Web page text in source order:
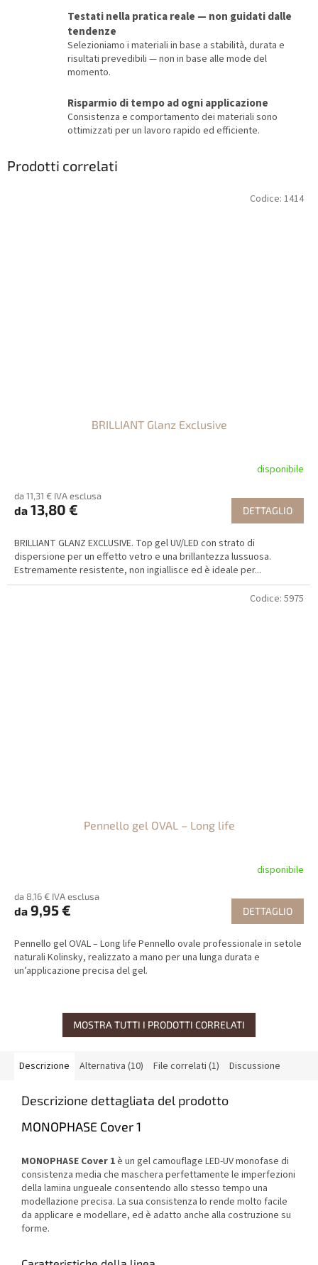
Testati nella pratica reale — non guidati dalle
tendenze
Selezioniamo i materiali in base a stabilità, durata e
risultati prevedibili — non in base alle mode del
momento.
Risparmio di tempo ad ogni applicazione
Consistenza e comportamento dei materiali sono
ottimizzati per un lavoro rapido ed efficiente.
Prodotti correlati
BRILLIANT Glanz Exclusive
disponibile
da 11,31 € IVA esclusa
da 13,80 € DETTAGLIO
BRILLIANT GLANZ EXCLUSIVE. Top gel UV/LED con strato di
dispersione per un effetto vetro e una brillantezza lussuosa.
Estremamente resistente, non ingiallisce ed è ideale per...
Codice: 1414
Pennello gel OVAL – Long life
disponibile
da 8,16 € IVA esclusa
da 9,95 € DETTAGLIO
Pennello gel OVAL – Long life Pennello ovale professionale in setole
naturali Kolinsky, realizzato a mano per una lunga durata e
un’applicazione precisa del gel.
Codice: 5975
MOSTRA TUTTI I PRODOTTI CORRELATI
Descrizione Alternativa (10) File correlati (1) Discussione
Descrizione dettagliata del prodotto
MONOPHASE Cover 1
MONOPHASE Cover 1è un gel camouflage LED-UV monofase di
consistenza media che maschera perfettamente le imperfezioni
della lamina ungueale consentendo allo stesso tempo una
modellazione precisa. La sua consistenza lo rende molto facile
da applicare e modellare, ed è adatto anche alla costruzione su
forme.